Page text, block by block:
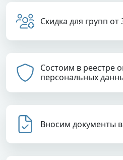
Скидка для групп
Состоим в реестре
персональных
Вносим документы